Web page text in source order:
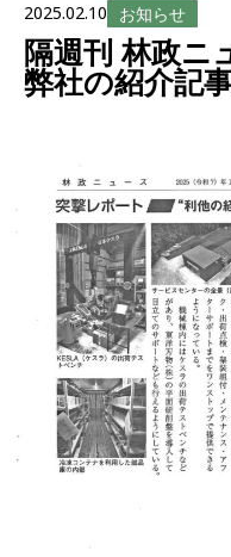
2025.02.10 お知らせ
隔週刊 林政ニ
弊社の紹介記